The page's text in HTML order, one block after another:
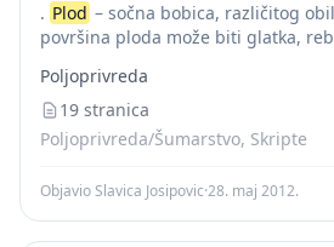
. Plod – sočna bobica, različitog
površina ploda može biti glatka,
veličina ploda je...
Poljoprivreda
19 stranica
Poljoprivreda/Šumarstvo, Skripte
Objavio Slavica Josipovic·28. maj 2012.